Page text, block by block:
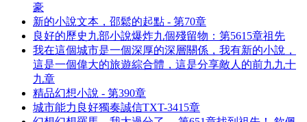
豪
新的小說文本，邵鬆的起點 - 第70章
良好的歷史九部小說爆炸九個殘留物：第5615章祖先
我在這個城市是一個深厚的深層關係，我有新的小說，
這是一個偉大的旅遊綜合體，這是分享敵人的前九九十
九章
精品幻想小說 - 第390章
城市能力良好獨奏誠信TXT-3415章